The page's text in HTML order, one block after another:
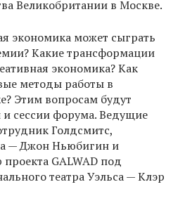
Великобритании в Москве.
экономика может сыграть
Какие трансформации
экономика? Как
методы работы в
Этим вопросам будут
сессии форума. Ведущие
Голдсмитс,
— Джон Ньюбигин и
GALWAD под
театра Уэльса — Клэр